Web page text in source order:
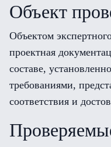
Объект
Объектом
проектная
составе,
требованиями,
соответствия и